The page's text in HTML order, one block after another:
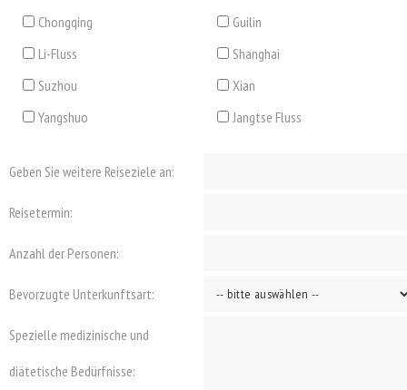
Chongqing
Guilin
Li-Fluss
Shanghai
Suzhou
Xian
Yangshuo
Jangtse Fluss
Geben Sie weitere Reiseziele an:
Reisetermin:
Anzahl der Personen:
Bevorzugte Unterkunftsart:
Spezielle medizinische und
diätetische Bedürfnisse: